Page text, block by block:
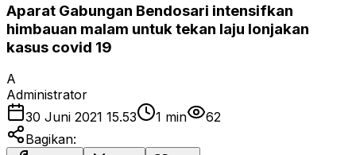
Aparat Gabungan Bendosari intensifkan
himbauan malam untuk tekan laju lonjakan
kasus covid 19
A
Administrator
30 Juni 2021 15.53
1 min
62
Bagikan: